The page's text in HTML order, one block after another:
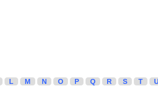
L M N O P Q R S T